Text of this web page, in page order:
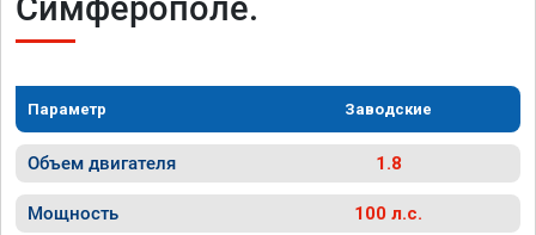
Симферополе.
Параметр Заводские
Объем двигателя 1.8
Мощность 100 л.с.